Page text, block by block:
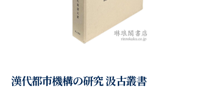
漢代都市機構の研究 汲古叢書